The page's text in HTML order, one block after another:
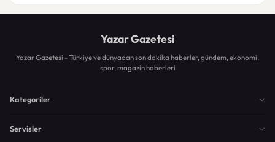
Yazar Gazetesi
Yazar Gazetesi - Türkiye ve dünyadan son dakika haberler, gündem, ekonomi,
spor, magazin haberleri
Kategoriler
Servisler